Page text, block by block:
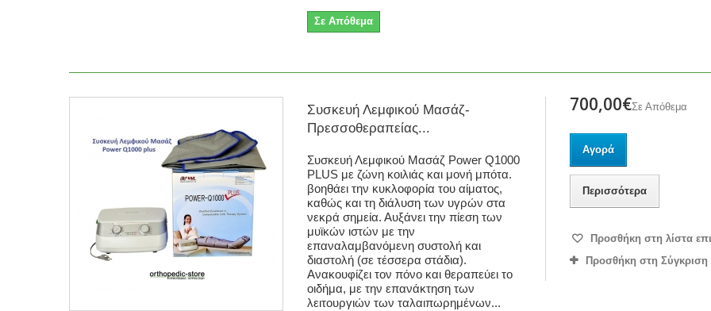
Σε Απόθεμα
Συσκευή Λεμφικού Μασάζ-
Πρεσσοθεραπείας...
Συσκευή Λεμφικού Μασάζ Power Q1000
PLUS με ζώνη κοιλιάς και μονή μπότα.
βοηθάει την κυκλοφορία του αίματος,
καθώς και τη διάλυση των υγρών στα
νεκρά σημεία. Αυξάνει την πίεση των
μυϊκών ιστών με την
επαναλαμβανόμενη συστολή και
διαστολή (σε τέσσερα στάδια).
Ανακουφίζει τον πόνο και θεραπεύει το
οιδήμα, με την επανάκτηση των
λειτουργιών των ταλαιπωρημένων...
700,00€Σε Απόθεμα
Αγορά
Περισσότερα
Προσθήκη στη λίστα
Προσθήκη στη Σύγκριση